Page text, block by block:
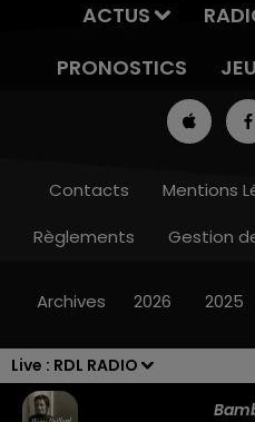
Live : RDL RADIO
13h00 -
ACTUS
PRONOSTICS
Contacts Mentions
Règlements
Gestion
Archives 2026 2025